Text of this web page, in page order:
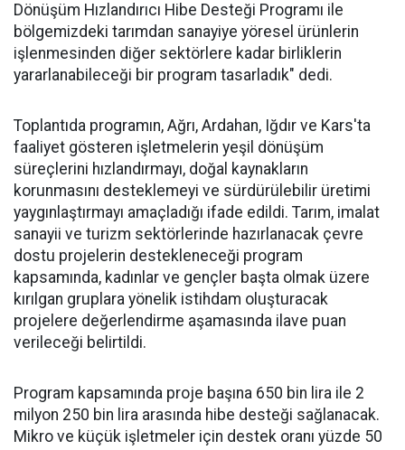
Dönüşüm Hızlandırıcı Hibe Desteği Programı ile
bölgemizdeki tarımdan sanayiye yöresel ürünlerin
işlenmesinden diğer sektörlere kadar birliklerin
yararlanabileceği bir program tasarladık" dedi.
Toplantıda programın, Ağrı, Ardahan, Iğdır ve Kars'ta
faaliyet gösteren işletmelerin yeşil dönüşüm
süreçlerini hızlandırmayı, doğal kaynakların
korunmasını desteklemeyi ve sürdürülebilir üretimi
yaygınlaştırmayı amaçladığı ifade edildi. Tarım, imalat
sanayii ve turizm sektörlerinde hazırlanacak çevre
dostu projelerin destekleneceği program
kapsamında, kadınlar ve gençler başta olmak üzere
kırılgan gruplara yönelik istihdam oluşturacak
projelere değerlendirme aşamasında ilave puan
verileceği belirtildi.
Program kapsamında proje başına 650 bin lira ile 2
milyon 250 bin lira arasında hibe desteği sağlanacak.
Mikro ve küçük işletmeler için destek oranı yüzde 50